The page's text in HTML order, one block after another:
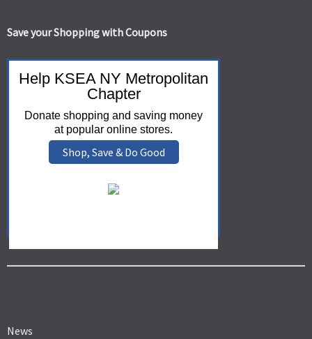
Save your Shopping with Coupons
Help KSEA NY Metropolitan
Chapter
Donate shopping and saving money
at popular online stores.
Shop, Save & Do Good
News